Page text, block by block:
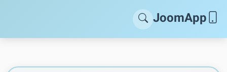
JoomApp